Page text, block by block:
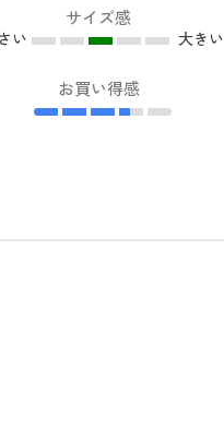
サイズ感
い 大きい
お買い得感